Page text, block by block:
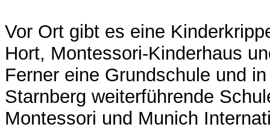
Vor Ort gibt es eine
Hort, Montessori-Kinderhaus
Ferner eine Grundschule und
Starnberg weiterführende
Montessori und Munich